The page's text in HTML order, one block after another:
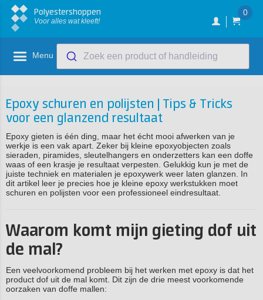
Polyestershoppen
Voor alles wat kleeft!
0
Menu Zoek een product of handleiding
Epoxy schuren en polijsten | Tips & Tricks
voor een glanzend resultaat
Epoxy gieten is één ding, maar het écht mooi afwerken van je
werkje is een vak apart. Zeker bij kleine epoxyobjecten zoals
sieraden, piramides, sleutelhangers en onderzetters kan een doffe
waas of een krasje je resultaat verpesten. Gelukkig kun je met de
juiste techniek en materialen je epoxywerk weer laten glanzen. In
dit artikel leer je precies hoe je kleine epoxy werkstukken moet
schuren en polijsten voor een professioneel eindresultaat.
Waarom komt mijn gieting dof uit
de mal?
Een veelvoorkomend probleem bij het werken met epoxy is dat het
product dof uit de mal komt. Dit zijn de drie meest voorkomende
oorzaken van doffe mallen: